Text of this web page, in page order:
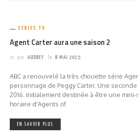
SÉRIES TV
Agent Carter aura une saison 2
par AUDREY le 8 MAI 2015
ABC a renouvelé la très chouette série
personnage de Peggy Carter. Une
2016. Initialement destinée à être une
horaire d'Agents of
EN SAVOIR PLUS